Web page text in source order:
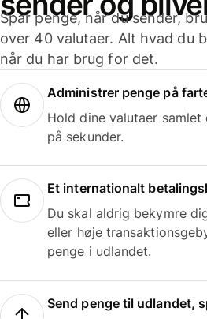
Spar penge, når du sender,
over 40 valutaer. Alt hvad du
når du har brug for det.
Administrer penge på
Hold dine valutaer
på sekunder.
Et internationalt
Du skal aldrig bekymre
eller høje
penge i udlandet.
Send penge til udlandet,